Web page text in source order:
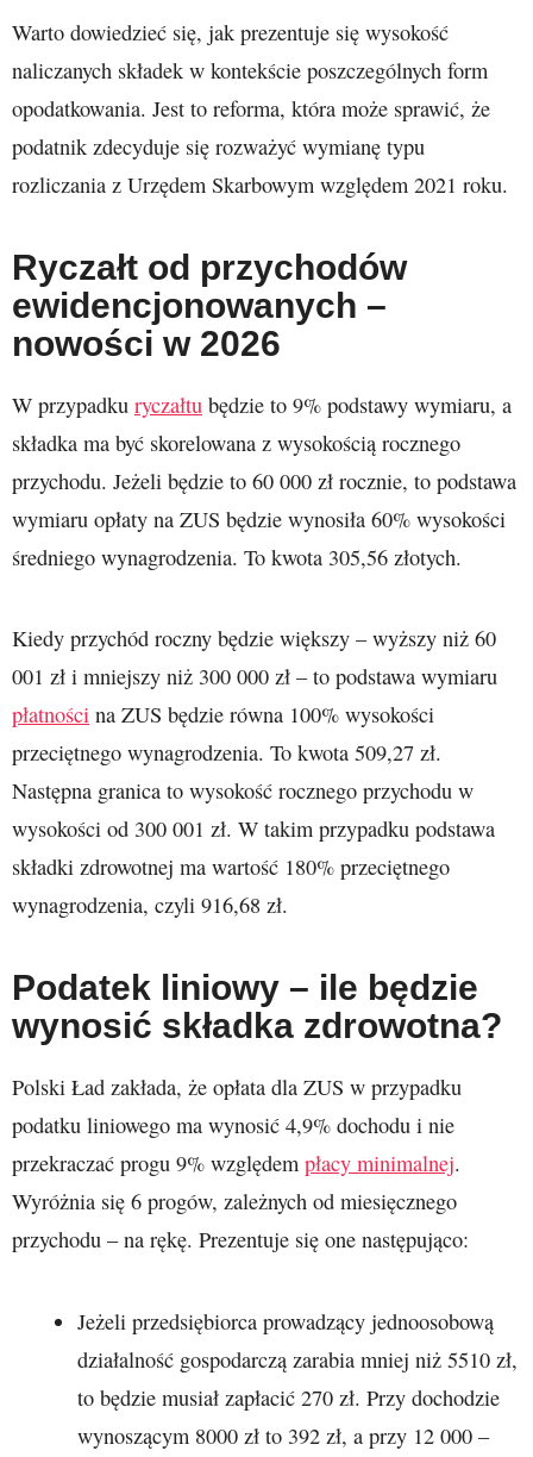
Warto dowiedzieć się, jak prezentuje się wysokość
naliczanych składek w kontekście poszczególnych form
opodatkowania. Jest to reforma, która może sprawić, że
podatnik zdecyduje się rozważyć wymianę typu
rozliczania z Urzędem Skarbowym względem 2021 roku.
Ryczałt od przychodów
ewidencjonowanych –
nowości w 2026
W przypadku ryczałtu będzie to 9% podstawy wymiaru, a
składka ma być skorelowana z wysokością rocznego
przychodu. Jeżeli będzie to 60 000 zł rocznie, to podstawa
wymiaru opłaty na ZUS będzie wynosiła 60% wysokości
średniego wynagrodzenia. To kwota 305,56 złotych.
Kiedy przychód roczny będzie większy – wyższy niż 60
001 zł i mniejszy niż 300 000 zł – to podstawa wymiaru
płatności na ZUS będzie równa 100% wysokości
przeciętnego wynagrodzenia. To kwota 509,27 zł.
Następna granica to wysokość rocznego przychodu w
wysokości od 300 001 zł. W takim przypadku podstawa
składki zdrowotnej ma wartość 180% przeciętnego
wynagrodzenia, czyli 916,68 zł.
Podatek liniowy – ile będzie
wynosić składka zdrowotna?
Polski Ład zakłada, że opłata dla ZUS w przypadku
podatku liniowego ma wynosić 4,9% dochodu i nie
przekraczać progu 9% względem płacy minimalnej.
Wyróżnia się 6 progów, zależnych od miesięcznego
przychodu – na rękę. Prezentuje się one następująco:
Jeżeli przedsiębiorca prowadzący jednoosobową
działalność gospodarczą zarabia mniej niż 5510 zł,
to będzie musiał zapłacić 270 zł. Przy dochodzie
wynoszącym 8000 zł to 392 zł, a przy 12 000 –